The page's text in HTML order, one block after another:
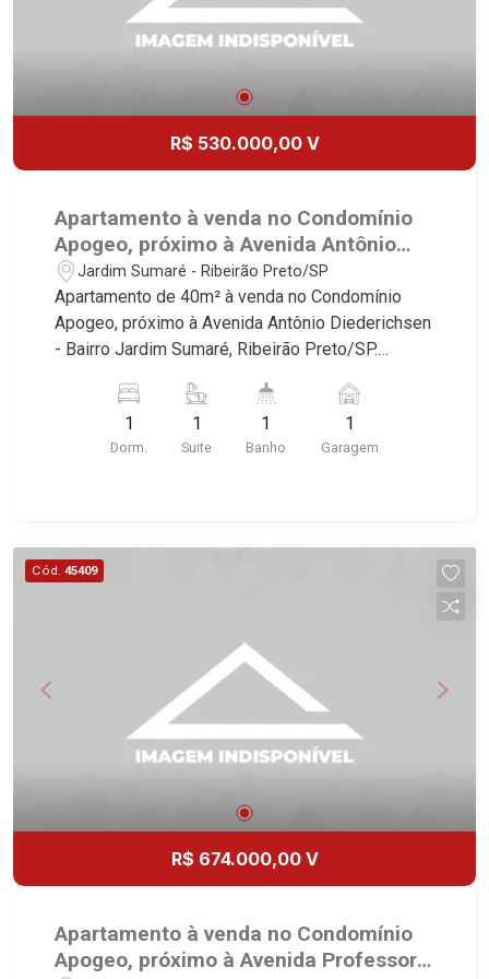
R$ 530.000,00 V
Apartamento à venda no Condomínio
Apogeo, próximo à Avenida Antônio
Diederichsen -Ribeirão Preto/SP.
Jardim Sumaré - Ribeirão Preto/SP
Apartamento de 40m² à venda no Condomínio
Apogeo, próximo à Avenida Antônio Diederichsen
- Bairro Jardim Sumaré, Ribeirão Preto/SP.
Martinelli Imobiliária selecionou para você: -
40m² de área útil - 1 suítes com armário e ar-
condicionado - Sala 2 ambientes - Cozinha
em Venda, Locação e Lançamentos! Avenida
João Fiúsa, 1051 - Alto da Boa Vista
1
Dorm.
1
Suite
1
Banho
1
Garagem
Cód. 45409
R$ 674.000,00 V
Apartamento à venda no Condomínio
Apogeo, próximo à Avenida Professor